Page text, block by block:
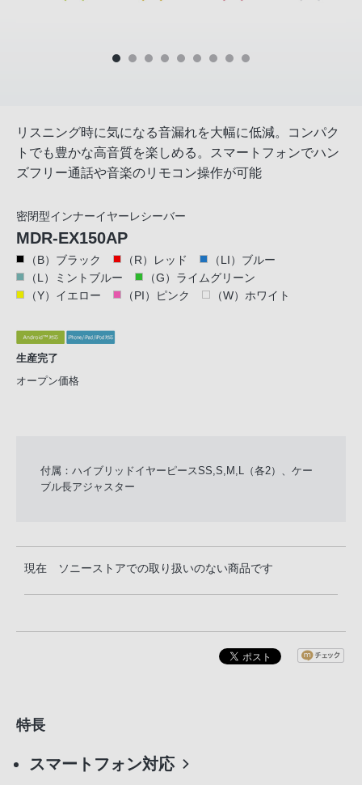
リスニング時に気になる音漏れを大幅に低減。コンパク
トでも豊かな高音質を楽しめる。スマートフォンでハン
ズフリー通話や音楽のリモコン操作が可能
密閉型インナーイヤーレシーバー
MDR-EX150AP
（B）ブラック （R）レッド
（LI）ブルー
（L）ミントブルー
（G）ライムグリーン
（Y）イエロー
（PI）ピンク （W）ホワイト
生産完了
オープン価格
付属：ハイブリッドイヤーピースSS,S,M,L（各2）、ケー
ブル長アジャスター
現在 ソニーストアでの取り扱いのない商品です
特長
スマートフォン対応